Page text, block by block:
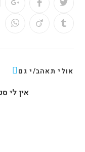
אולי תאהב/י גם
אין לי